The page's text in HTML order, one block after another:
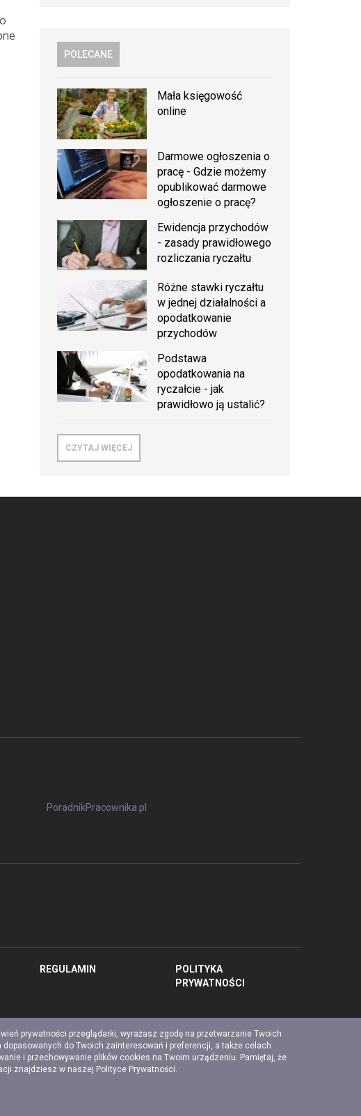
POLECANE
Mała księgowość
online
Darmowe ogłoszenia o
pracę - Gdzie możemy
opublikować darmowe
ogłoszenie o pracę?
Ewidencja przychodów
- zasady prawidłowego
rozliczania ryczałtu
Różne stawki ryczałtu
w jednej działalności a
opodatkowanie
przychodów
Podstawa
opodatkowania na
ryczałcie - jak
prawidłowo ją ustalić?
CZYTAJ WIĘCEJ
PoradnikPracownika.pl
REGULAMIN
POLITYKA
PRYWATNOŚCI
prywatności przeglądarki, wyrażasz zgodę na przetwarzanie Twoich
do Twoich zainteresowań i preferencji, a także celach
i przechowywanie plików cookies na Twoim urządzeniu. Pamiętaj, że
znajdziesz w naszej Polityce Prywatności.